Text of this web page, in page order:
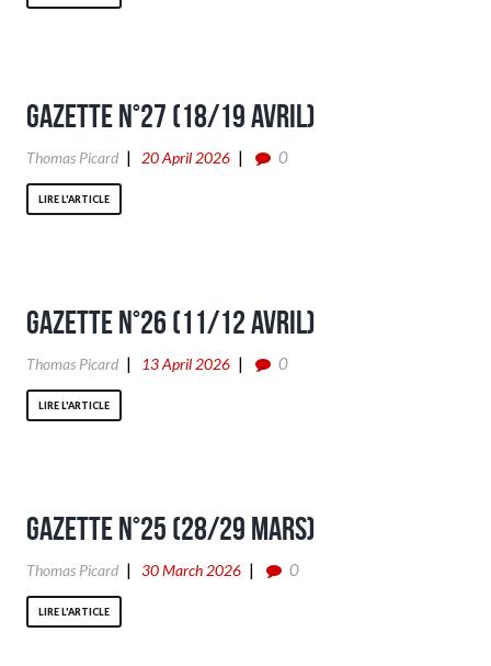
Gazette n°27 (18/19 Avril)
Thomas Picard 20 April 2026 0
LIRE L'ARTICLE
Gazette n°26 (11/12 Avril)
Thomas Picard 13 April 2026 0
LIRE L'ARTICLE
Gazette n°25 (28/29 Mars)
Thomas Picard 30 March 2026 0
LIRE L'ARTICLE